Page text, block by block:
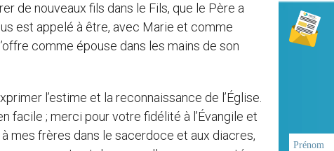
de nouveaux fils dans le Fils, que le Père a
est appelé à être, avec Marie et comme
comme épouse dans les mains de son
l’estime et la reconnaissance de l’Église.
facile ; merci pour votre fidélité à l’Évangile et
à mes frères dans le sacerdoce et aux diacres,